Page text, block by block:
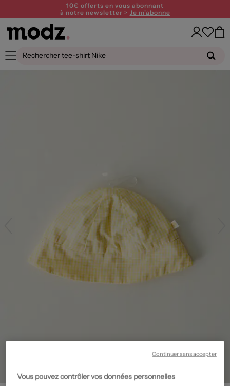
10€ offerts en vous abonnant
à notre newsletter > Je m'abonne
Vous pouvez contrôler vos données personnelles
Continuer sans accepter